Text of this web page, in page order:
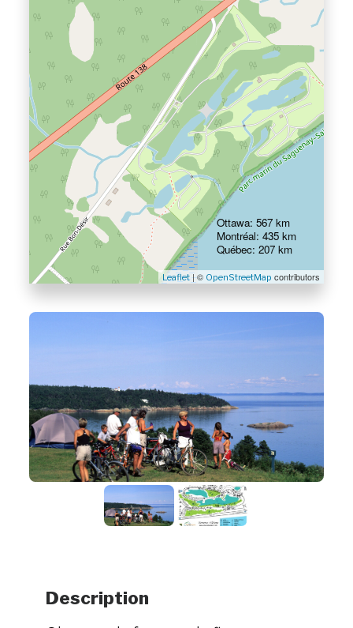
Leaflet| © OpenStreetMap contributors
Ottawa: 567 km
Montréal: 435 km
Québec: 207 km
Description